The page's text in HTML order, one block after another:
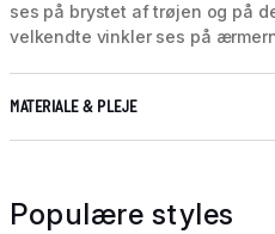
ses på brystet af trøjen og på
velkendte vinkler ses på
MATERIALE & PLEJE
Populære styles